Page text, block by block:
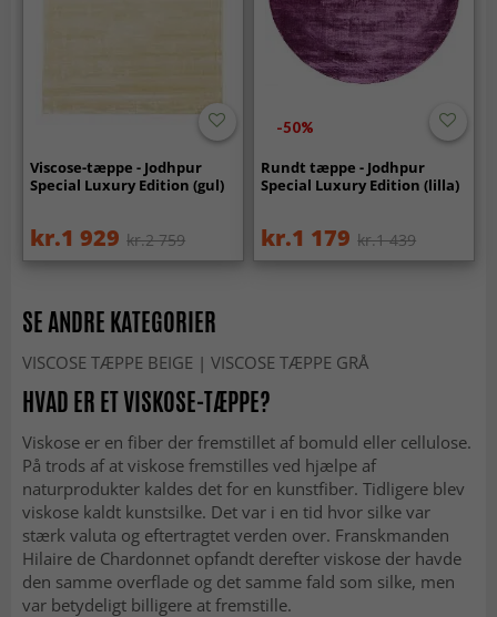
Viscose-tæppe - Jodhpur
Special Luxury Edition (gul)
kr.1 929 kr.2 759
-50%
Rundt tæppe - Jodhpur
Special Luxury Edition (lilla)
kr.1 179 kr.1 439
SE ANDRE KATEGORIER
VISCOSE TÆPPE BEIGE | VISCOSE TÆPPE GRÅ
HVAD ER ET VISKOSE-TÆPPE?
Viskose er en fiber der fremstillet af bomuld eller cellulose.
På trods af at viskose fremstilles ved hjælpe af
naturprodukter kaldes det for en kunstfiber. Tidligere blev
viskose kaldt kunstsilke. Det var i en tid hvor silke var
stærk valuta og eftertragtet verden over. Franskmanden
Hilaire de Chardonnet opfandt derefter viskose der havde
den samme overflade og det samme fald som silke, men
var betydeligt billigere at fremstille.